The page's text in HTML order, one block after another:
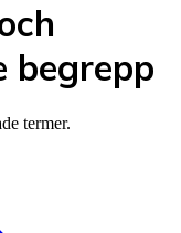
begrepp
termer.